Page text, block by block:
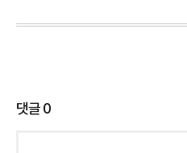
댓글0